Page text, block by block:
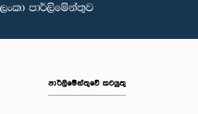
පාර්ලිමේන්තුවේ කටයුතු